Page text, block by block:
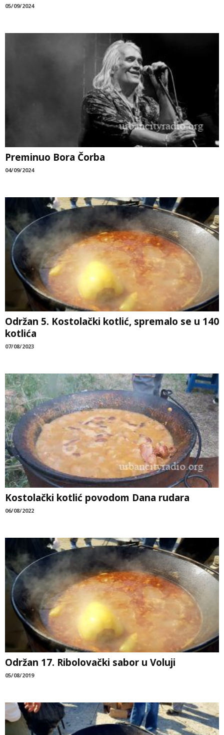
05/09/2024
Preminuo Bora Čorba
04/09/2024
Održan 5. Kostolački kotlić, spremalo se u 140
kotlića
07/08/2023
Kostolački kotlić povodom Dana rudara
06/08/2022
Održan 17. Ribolovački sabor u Voluji
05/08/2019